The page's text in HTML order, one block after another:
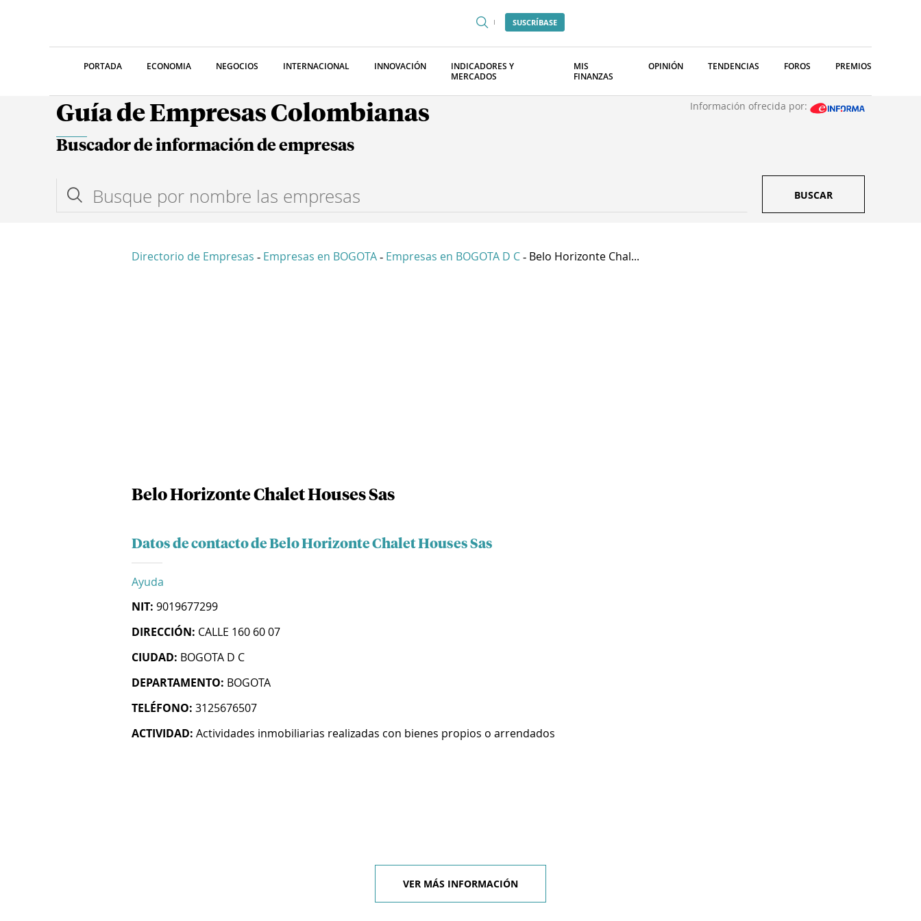
SUSCRÍBASE
PORTADA ECONOMIA NEGOCIOS INTERNACIONAL INNOVACIÓN
INDICADORES Y
MERCADOS
MIS
FINANZAS
OPINIÓN TENDENCIAS FOROS PREMIOS
Guía de Empresas Colombianas Información ofrecida por:
Buscador de información de empresas
BUSCAR
Directorio de Empresas - Empresas en BOGOTA - Empresas en BOGOTA D C - Belo Horizonte Chal...
Belo Horizonte Chalet Houses Sas
Datos de contacto de Belo Horizonte Chalet Houses Sas
Ayuda
NIT: 9019677299
DIRECCIÓN: CALLE 160 60 07
CIUDAD: BOGOTA D C
DEPARTAMENTO: BOGOTA
TELÉFONO: 3125676507
ACTIVIDAD: Actividades inmobiliarias realizadas con bienes propios o arrendados
VER MÁS INFORMACIÓN